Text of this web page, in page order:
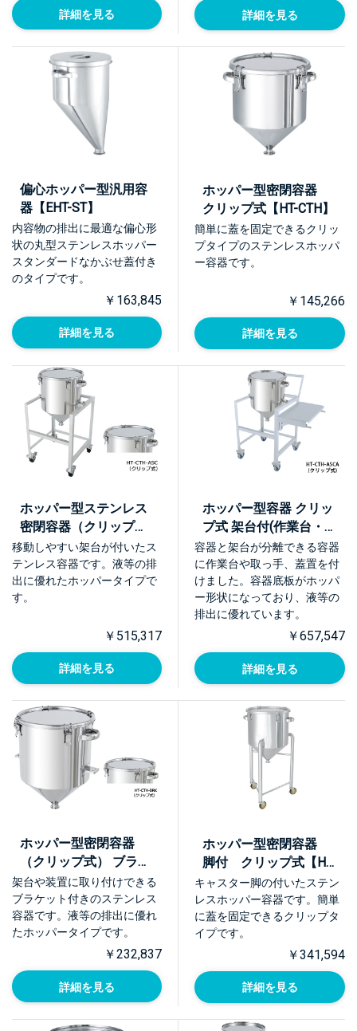
詳細を見る 詳細を見る
偏心ホッパー型汎用容
器【EHT-ST】
内容物の排出に最適な偏心形
状の丸型ステンレスホッパー
スタンダードなかぶせ蓋付き
のタイプです。
￥163,845
詳細を見る
ホッパー型密閉容器
クリップ式【HT-CTH】
簡単に蓋を固定できるクリッ
プタイプのステンレスホッパ
ー容器です。
￥145,266
詳細を見る
ホッパー型ステンレス
密閉容器（クリップ
式） 架台付【HT-CTH-
ASC】
移動しやすい架台が付いたス
テンレス容器です。液等の排
出に優れたホッパータイプで
す。
￥515,317
詳細を見る
ホッパー型容器 クリッ
プ式 架台付(作業台・取
っ手・蓋置付)【HT-
CTH-ASCA】
容器と架台が分離できる容器
に作業台や取っ手、蓋置を付
けました。容器底板がホッパ
ー形状になっており、液等の
排出に優れています。
￥657,547
詳細を見る
ホッパー型密閉容器
（クリップ式） ブラケ
ット付【HT-CTH-
BRK】
架台や装置に取り付けできる
ブラケット付きのステンレス
容器です。液等の排出に優れ
たホッパータイプです。
￥232,837
詳細を見る
ホッパー型密閉容器
脚付 クリップ式【HT-
CTH-L】
キャスター脚の付いたステン
レスホッパー容器です。簡単
に蓋を固定できるクリップタ
イプです。
￥341,594
詳細を見る